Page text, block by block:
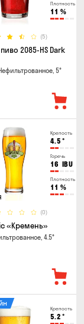
Плотность
11 %
(5)
2085-HS Dark
5°
Крепость
4.5 °
Горечь
16 IBU
Плотность
11 %
(0)
«Кремень»
4.5°
Крепость
5.2 °